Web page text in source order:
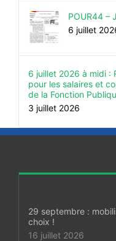
POUR44 –
6 juillet
6 juillet 2026 à midi :
pour les salaires et
de la Fonction
3 juillet 2026
29 septembre :
choix !
16 juillet 2026